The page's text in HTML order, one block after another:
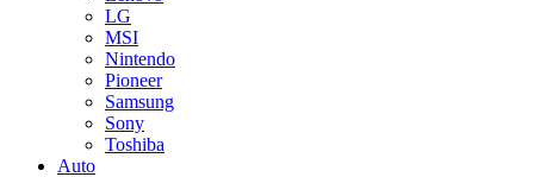
LG
MSI
Nintendo
Pioneer
Samsung
Sony
Toshiba
Auto